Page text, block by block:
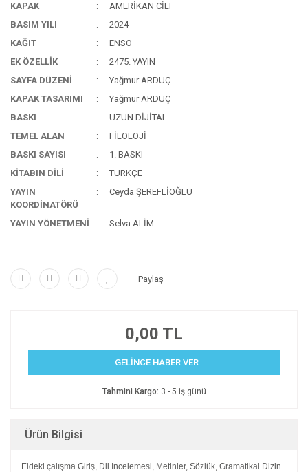
KAPAK
AMERİKAN CİLT
BASIM YILI
2024
KAĞIT
ENSO
EK ÖZELLİK
2475. YAYIN
SAYFA DÜZENİ
Yağmur ARDUÇ
KAPAK TASARIMI
Yağmur ARDUÇ
BASKI
UZUN DİJİTAL
TEMEL ALAN
FİLOLOJİ
BASKI SAYISI
1. BASKI
KİTABIN DİLİ
TÜRKÇE
YAYIN
KOORDİNATÖRÜ
Ceyda ŞEREFLİOĞLU
YAYIN YÖNETMENİ Selva ALİM
Paylaş
0,00 TL
GELİNCE HABER VER
Tahmini Kargo: 3 - 5 iş günü
Ürün Bilgisi
Eldeki çalışma Giriş, Dil İncelemesi, Metinler, Sözlük, Gramatikal Dizin